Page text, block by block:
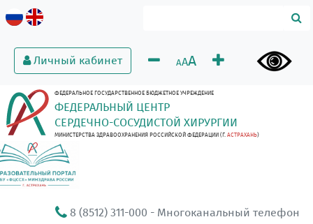
Личный кабинет AAA
ФЕДЕРАЛЬНОЕ ГОСУДАРСТВЕННОЕ БЮДЖЕТНОЕ УЧРЕЖДЕНИЕ
ФЕДЕРАЛЬНЫЙ ЦЕНТР
СЕРДЕЧНО-СОСУДИСТОЙ ХИРУРГИИ
МИНИСТЕРСТВА ЗДРАВООХРАНЕНИЯ РОССИЙСКОЙ ФЕДЕРАЦИИ (Г. АСТРАХАНЬ)
8 (8512) 311-000 - Многоканальный телефон